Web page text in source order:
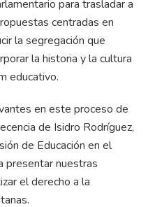
para trasladar a
centradas en
la segregación que
la historia y la cultura
educativo.
en este proceso de
de Isidro Rodríguez,
de Educación en el
presentar nuestras
el derecho a la